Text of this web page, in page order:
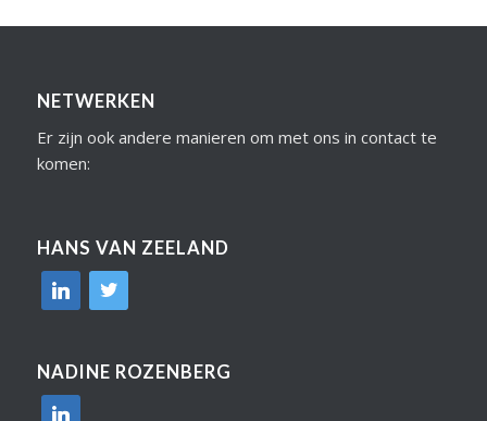
NETWERKEN
Er zijn ook andere manieren om met ons in contact te
komen:
HANS VAN ZEELAND
linkedin
twitter
NADINE ROZENBERG
linkedin